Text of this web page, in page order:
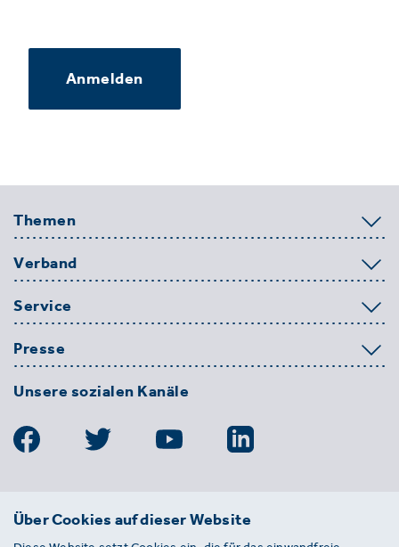
Anmelden
Themen
Verband
Service
Presse
Unsere sozialen Kanäle
BDE
Über Cookies auf dieser Website